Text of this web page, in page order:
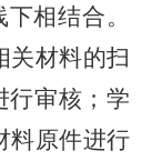
相结合。
关材料的扫
行审核；学
料原件进行